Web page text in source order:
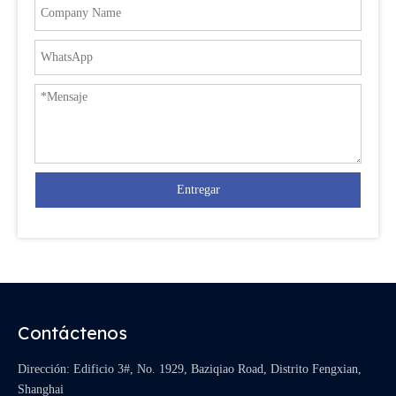
Entregar
Contáctenos
Dirección: Edificio 3#, No. 1929, Baziqiao Road, Distrito Fengxian,
Shanghai